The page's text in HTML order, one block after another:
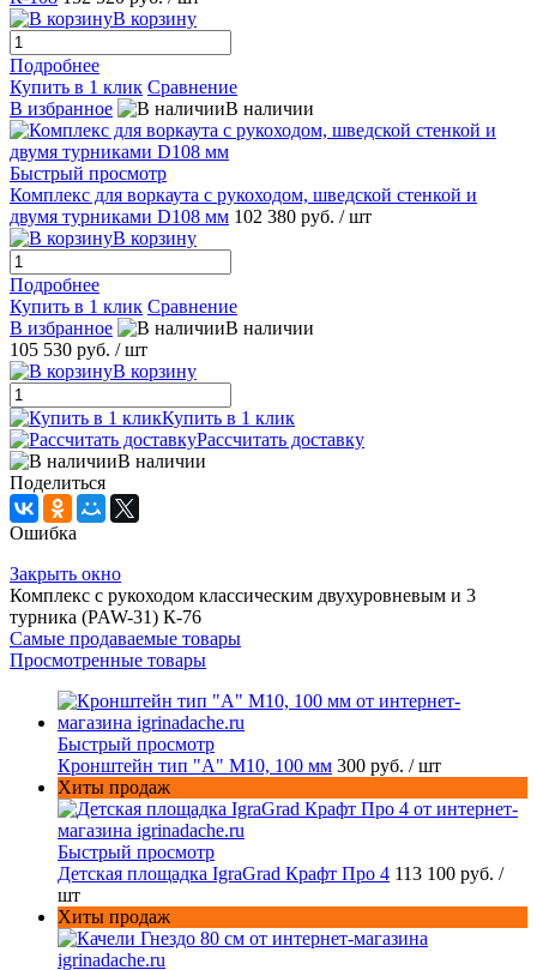
В корзину
Подробнее
Купить в 1 клик Сравнение
В избранное
В наличии
Быстрый просмотр
Комплекс для воркаута с рукоходом, шведской стенкой и
двумя турниками D108 мм 102 380 руб. / шт
В корзину
Подробнее
Купить в 1 клик Сравнение
В избранное
В наличии
105 530 руб. / шт
В корзину
Купить в 1 клик
Рассчитать доставку
В наличии
Поделиться
Ошибка
Закрыть окно
Комплекс с рукоходом классическим двухуровневым и 3
турника (PAW-31) К-76
Самые продаваемые товары
Просмотренные товары
Быстрый просмотр
Кронштейн тип "A" M10, 100 мм 300 руб. / шт
Хиты продаж
Быстрый просмотр
Детская площадка IgraGrad Крафт Про 4 113 100 руб. /
шт
Хиты продаж